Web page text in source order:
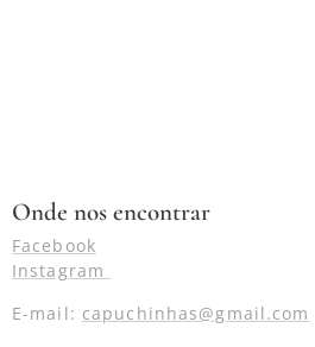
Onde nos encontrar
Facebook
Instagram
E-mail: capuchinhas@gmail.com